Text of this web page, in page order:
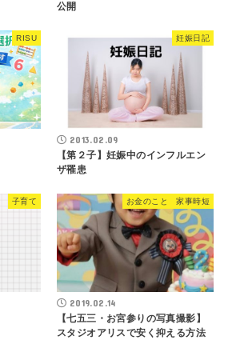
公開
RISU 妊娠日記
2013.02.09
【第２子】妊娠中のインフルエン
ザ罹患
子育て お金のこと 家事時短
2019.02.14
【七五三・お宮参りの写真撮影】
スタジオアリスで安く抑える方法